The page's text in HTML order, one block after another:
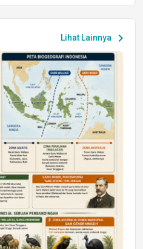
dan Magang
2026 22:30
Kalimantan Timur 2 Dukung
Samarinda dalam Astra
Future Leaders 2026
2026 19:01
Lihat Lainnya chevron_right